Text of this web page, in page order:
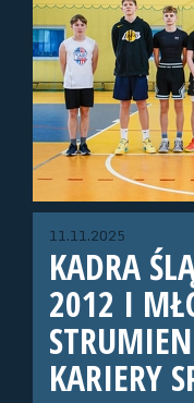
11.11.2025
KADRA
2012 I
KARIERY